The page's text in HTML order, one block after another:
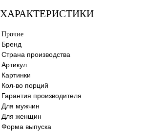
ХАРАКТЕРИСТИКИ
Прочие
Бренд
Страна производства
Артикул
Картинки
Кол-во порций
Гарантия производителя
Для мужчин
Для женщин
Форма выпуска